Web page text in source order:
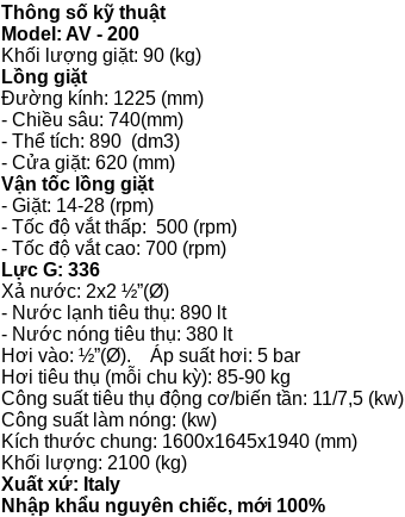
Thông số kỹ thuật
Model: AV - 200
Khối lượng giặt: 90 (kg)
Lồng giặt
Đường kính: 1225 (mm)
- Chiều sâu: 740(mm)
- Thể tích: 890 (dm3)
- Cửa giặt: 620 (mm)
Vận tốc lồng giặt
- Giặt: 14-28 (rpm)
- Tốc độ vắt thấp: 500 (rpm)
- Tốc độ vắt cao: 700 (rpm)
Lực G: 336
Xả nước: 2x2 ½”(Ø)
- Nước lạnh tiêu thụ: 890 lt
- Nước nóng tiêu thụ: 380 lt
Hơi vào: ½”(Ø). Áp suất hơi: 5 bar
Hơi tiêu thụ (mỗi chu kỳ): 85-90 kg
Công suất tiêu thụ động cơ/biến tần: 11/7,5 (kw)
Công suất làm nóng: (kw)
Kích thước chung: 1600x1645x1940 (mm)
Khối lượng: 2100 (kg)
Xuất xứ: Italy
Nhập khẩu nguyên chiếc, mới 100%